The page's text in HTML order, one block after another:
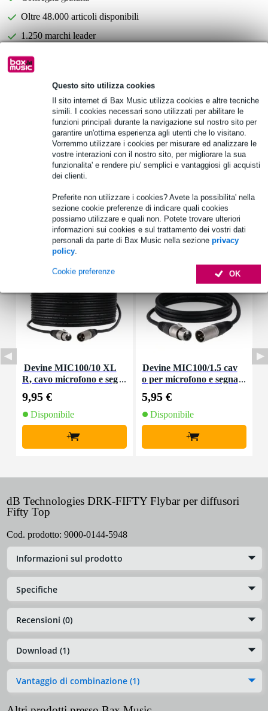
Questo sito utilizza cookies
Il sito internet di Bax Music utilizza cookies e altre tecniche
simili. I cookies necessari sono utilizzati per abilitare le
funzioni principali durante la navigazione sul nostro sito per
garantire un'ottima esperienza agli utenti che lo visitano.
Vorremmo utilizzare i cookies per misurare ed analizzare le
vostre interazioni con il nostro sito, per migliorare la sua
funzionalita' e rendere piu' semplici e vantaggiosi gli acquisti
dei clienti.
Preferite non utilizzare i cookies? Avete la possibilita' nella
sezione cookie preferenze di indicare quali cookies
possiamo utilizzare e quali non. Potete trovare ulteriori
informazioni sui cookies e sul trattamento dei vostri dati
personali da parte di Bax Music nella sezione privacy
policy.
OK
Cookie preferenze
Oltre 48.000 articoli disponibili
1.250 marchi leader
vantaggi!
21,10 € di premio
Informazioni sul prodotto
dB Technologies DRK-FIFTY Flybar
progettata per i diffusori top full range della linea Fifty
Specifiche complete
Accessori (17)
Devine MIC100/10 XL
R, cavo microfono e seg
9,95 €
Disponibile
+
Devine MIC100/1.5 cav
o per microfono e segna
5,95 €
Disponibile
+
dB Technologies DRK-FIFTY Flybar per diffusori
Fifty Top
Cod. prodotto: 9000-0144-5948
Informazioni sul prodotto
Specifiche
Recensioni (0)
Download (1)
Vantaggio di combinazione (1)